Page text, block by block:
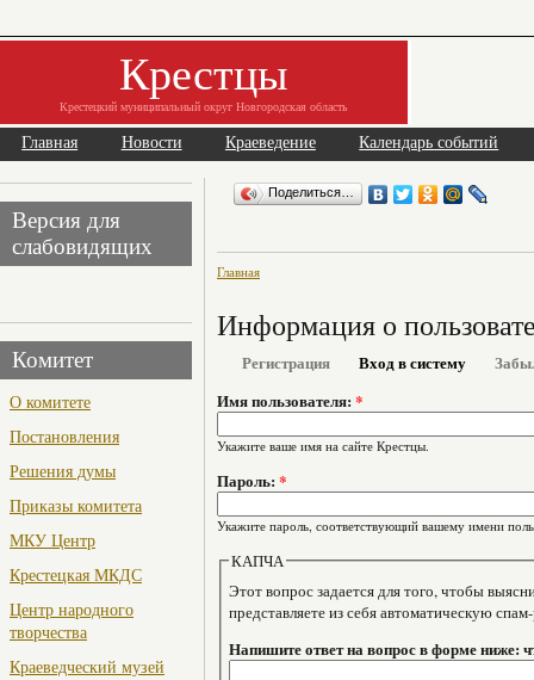
Крестцы
Крестецкий муниципальный округ Новгородская область
Главная Новости Краеведение Календарь событий
Версия для
слабовидящих
Комитет
О комитете
Постановления
Решения думы
Приказы комитета
МКУ Центр
Крестецкая МКДС
Центр народного
творчества
Краеведческий музей
Поделиться…
Главная
Информация о
Регистрация Вход в систему
Имя пользователя: *
Укажите ваше имя на сайте Крестцы.
Пароль: *
Укажите пароль, соответствующий вашему имени
КАПЧА
Этот вопрос задается для того, чтобы выяснить,
представляете из себя автоматическую
Напишите ответ на вопрос в форме ниже: